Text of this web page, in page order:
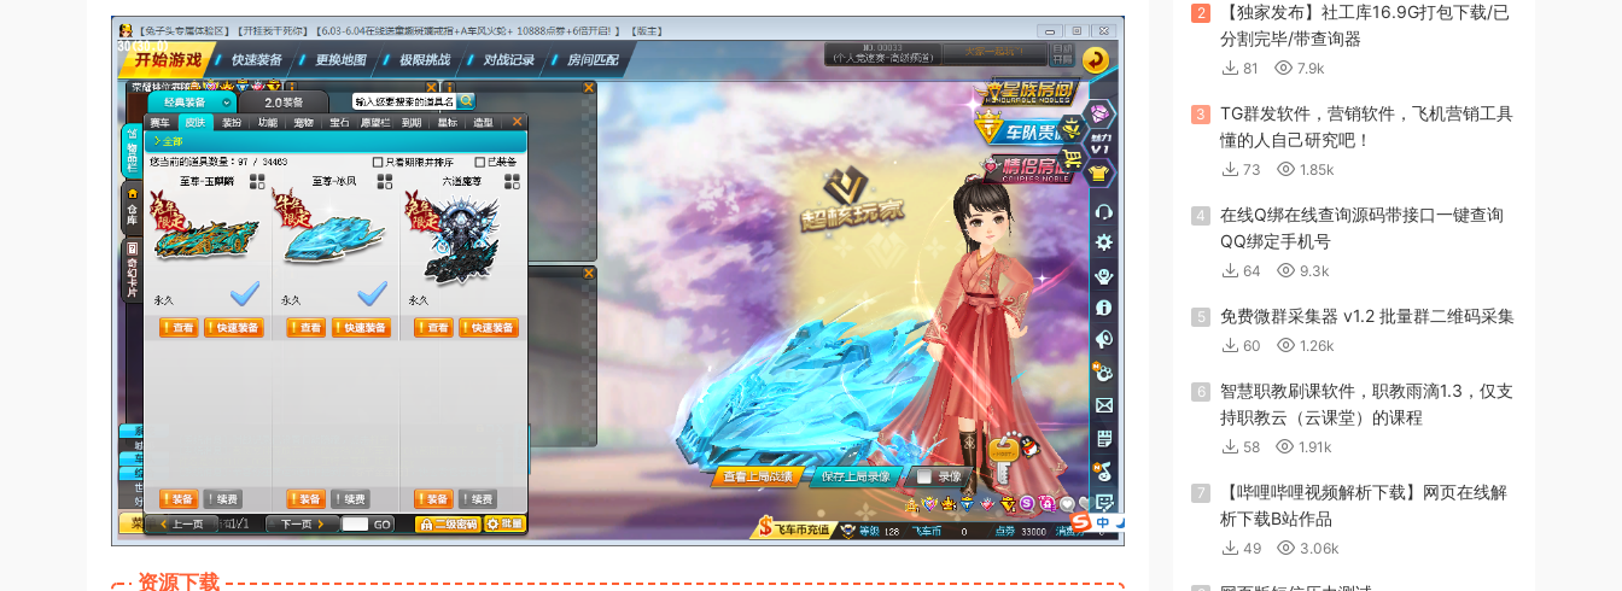
资源下载
2
【独家发布】社工库16.9G打包下载/已
分割完毕/带查询器
81 7.9k
3
TG群发软件，营销软件，飞机营销工具
懂的人自己研究吧！
73 1.85k
4
在线Q绑在线查询源码带接口一键查询
QQ绑定手机号
64 9.3k
5 免费微群采集器 v1.2 批量群二维码采集
60 1.26k
6
智慧职教刷课软件，职教雨滴1.3，仅支
持职教云（云课堂）的课程
58 1.91k
7
【哔哩哔哩视频解析下载】网页在线解
析下载B站作品
49 3.06k